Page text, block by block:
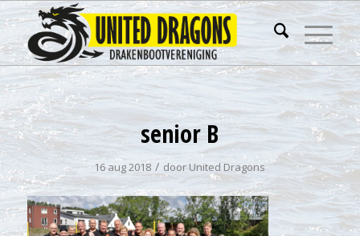
senior B
16 aug 2018 / doorUnited Dragons